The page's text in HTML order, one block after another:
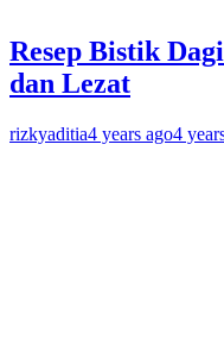
Resep Bistik
dan Lezat
rizkyaditia4 years ago4